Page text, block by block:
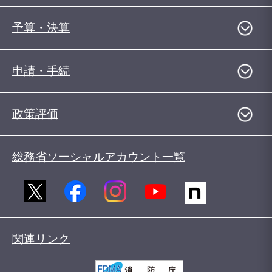
予算・決算
申請・手続
政策評価
総務省ソーシャルアカウント一覧
関連リンク